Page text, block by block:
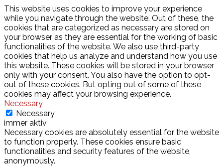
This website uses cookies to improve your experience
while you navigate through the website. Out of these, the
cookies that are categorized as necessary are stored on
your browser as they are essential for the working of basic
functionalities of the website. We also use third-party
cookies that help us analyze and understand how you use
this website. These cookies will be stored in your browser
only with your consent. You also have the option to opt-
out of these cookies. But opting out of some of these
cookies may affect your browsing experience.
Necessary
Necessary
immer aktiv
Necessary cookies are absolutely essential for the website
to function properly. These cookies ensure basic
functionalities and security features of the website,
anonymously.